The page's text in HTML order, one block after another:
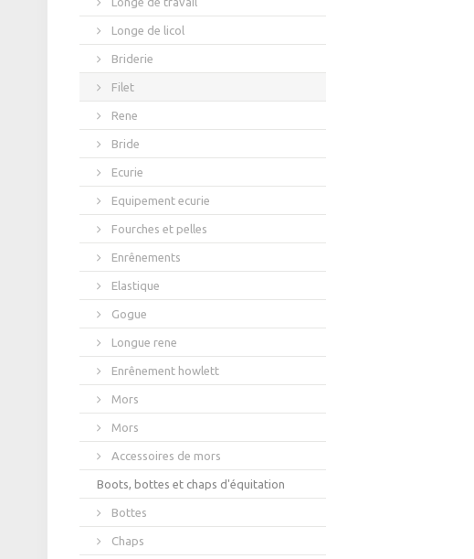
Longe de licol
Briderie
Filet
Rene
Bride
Ecurie
Equipement ecurie
Fourches et pelles
Enrênements
Elastique
Gogue
Longue rene
Enrênement howlett
Mors
Mors
Accessoires de mors
Boots, bottes et chaps d'équitation
Bottes
Chaps